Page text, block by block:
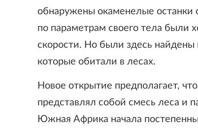
обнаружены окаменелые останки
по параметрам своего тела были
скорости. Но были здесь
которые обитали в лесах.
Новое открытие предполагает,
представлял собой смесь леса и
Южная Африка начала